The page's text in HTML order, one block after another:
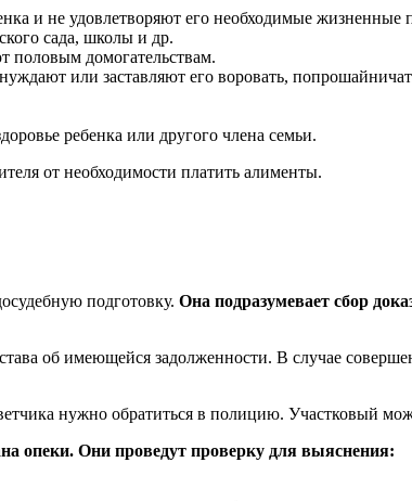
и не удовлетворяют его необходимые жизненные
сада, школы и др.
половым домогательствам.
или заставляют его воровать,
ребенка или другого члена семьи.
от необходимости платить алименты.
подготовку. Она подразумевает сбор
об имеющейся задолженности. В случае
нужно обратиться в полицию. Участковый
опеки. Они проведут проверку для выяснения: